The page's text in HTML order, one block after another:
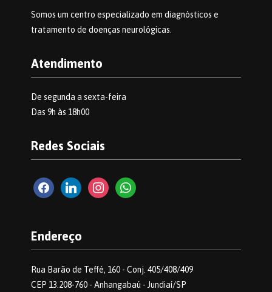
Somos um centro especializado em diagnósticos e
tratamento de doenças neurológicas.
Atendimento
De segunda a sexta-feira
Das 9h às 18h00
Redes Sociais
facebook2linkedininstagramwhatsapp
Endereço
Rua Barão de Teffé, 160 - Conj. 405/408/409
CEP 13.208-760 - Anhangabaú - Jundiaí/SP